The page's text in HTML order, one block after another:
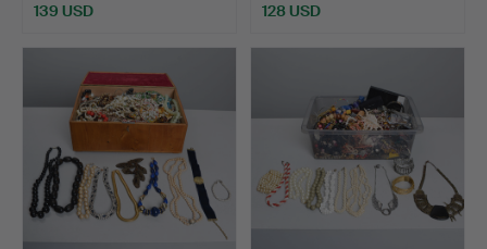
139 USD 128 USD